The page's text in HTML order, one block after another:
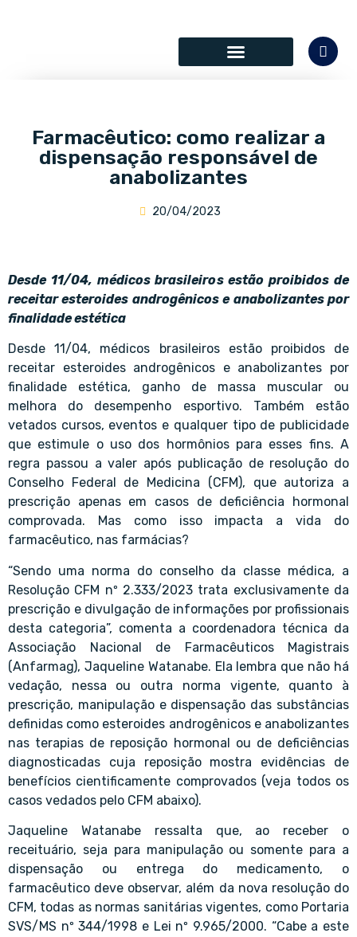
Farmacêutico: como realizar a
dispensação responsável de
anabolizantes
20/04/2023
Desde 11/04, médicos brasileiros estão proibidos de
receitar esteroides androgênicos e anabolizantes por
finalidade estética
Desde 11/04, médicos brasileiros estão proibidos de
receitar esteroides androgênicos e anabolizantes por
finalidade estética, ganho de massa muscular ou
melhora do desempenho esportivo. Também estão
vetados cursos, eventos e qualquer tipo de publicidade
que estimule o uso dos hormônios para esses fins. A
regra passou a valer após publicação de resolução do
Conselho Federal de Medicina (CFM), que autoriza a
prescrição apenas em casos de deficiência hormonal
comprovada. Mas como isso impacta a vida do
farmacêutico, nas farmácias?
“Sendo uma norma do conselho da classe médica, a
Resolução CFM nº 2.333/2023 trata exclusivamente da
prescrição e divulgação de informações por profissionais
desta categoria”, comenta a coordenadora técnica da
Associação Nacional de Farmacêuticos Magistrais
(Anfarmag), Jaqueline Watanabe. Ela lembra que não há
vedação, nessa ou outra norma vigente, quanto à
prescrição, manipulação e dispensação das substâncias
definidas como esteroides androgênicos e anabolizantes
nas terapias de reposição hormonal ou de deficiências
diagnosticadas cuja reposição mostra evidências de
benefícios cientificamente comprovados (veja todos os
casos vedados pelo CFM abaixo).
Jaqueline Watanabe ressalta que, ao receber o
receituário, seja para manipulação ou somente para a
dispensação ou entrega do medicamento, o
farmacêutico deve observar, além da nova resolução do
CFM, todas as normas sanitárias vigentes, como Portaria
SVS/MS nº 344/1998 e Lei nº 9.965/2000. “Cabe a este